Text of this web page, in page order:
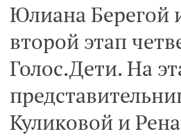
Юлиана Берегой
второй этап
Голос.Дети. На
Куликовой и